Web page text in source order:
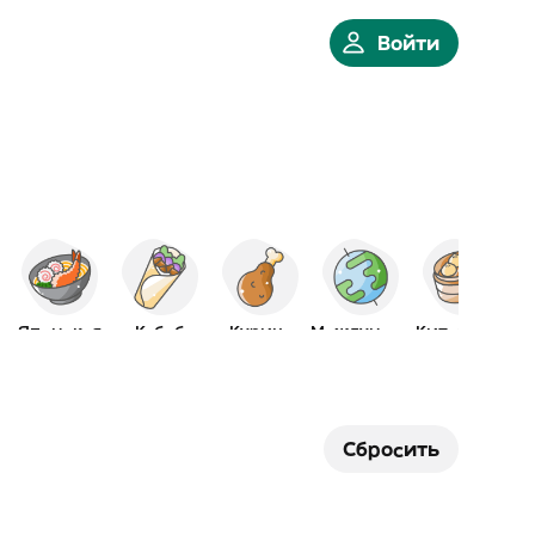
Войти
Японская Кебаб Курица Китайская
Сбросить